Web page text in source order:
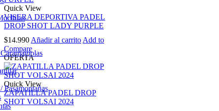
Pasamontañas
Quick View
VISERA DEPORTIVA PADEL
DROP SHOT LADY PURPLE
$14.990 Añadir al carrito Add to
Compare
OFERTA
Quick View
ZAPATILLA PADEL DROP
SHOT VOLSAI 2024